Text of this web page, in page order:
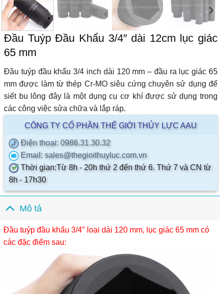
Đầu Tuýp Đầu Khẩu 3/4″ dài 12cm lục giác
65 mm
Đầu tuýp đầu khẩu 3/4 inch dài 120 mm – đầu ra lục giác 65
mm được làm từ thép Cr-MO siêu cứng chuyên sử dụng để
siết bu lông đây là một dụng cụ cơ khí được sử dụng trong
các công việc sửa chữa và lắp ráp.
CÔNG TY CỔ PHẦN THẾ GIỚI THỦY LỰC AAU
Điện thoại: 0986.31.30.32
Email : sales@thegioithuyluc.com.vn
Thời gian:Từ 8h - 20h thứ 2 đến thứ 6. Thứ 7 và CN từ
8h - 17h30
Mô tả
Đầu tuýp đầu khẩu 3/4″ loại dài 120 mm, lục giác 65 mm có
các đặc điểm sau: